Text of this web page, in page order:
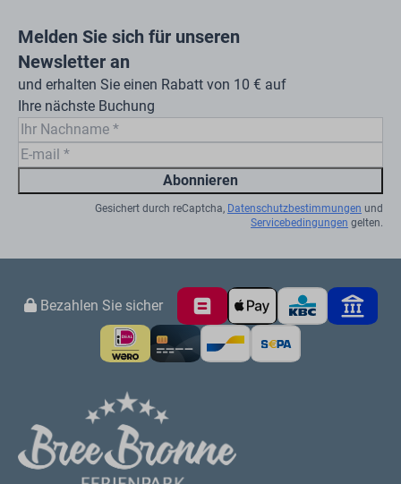
Melden Sie sich für unseren
Newsletter an
und erhalten Sie einen Rabatt von 10 € auf
Ihre nächste Buchung
Abonnieren
Gesichert durch reCaptcha, Datenschutzbestimmungen und
Servicebedingungen gelten.
Bezahlen Sie sicher